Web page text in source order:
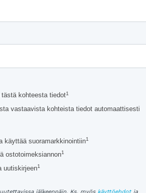
tästä kohteesta tiedot1
vastaavista kohteista tiedot automaattisesti
käyttää suoramarkkinointiin1
ostotoimeksiannon1
uutiskirjeen1